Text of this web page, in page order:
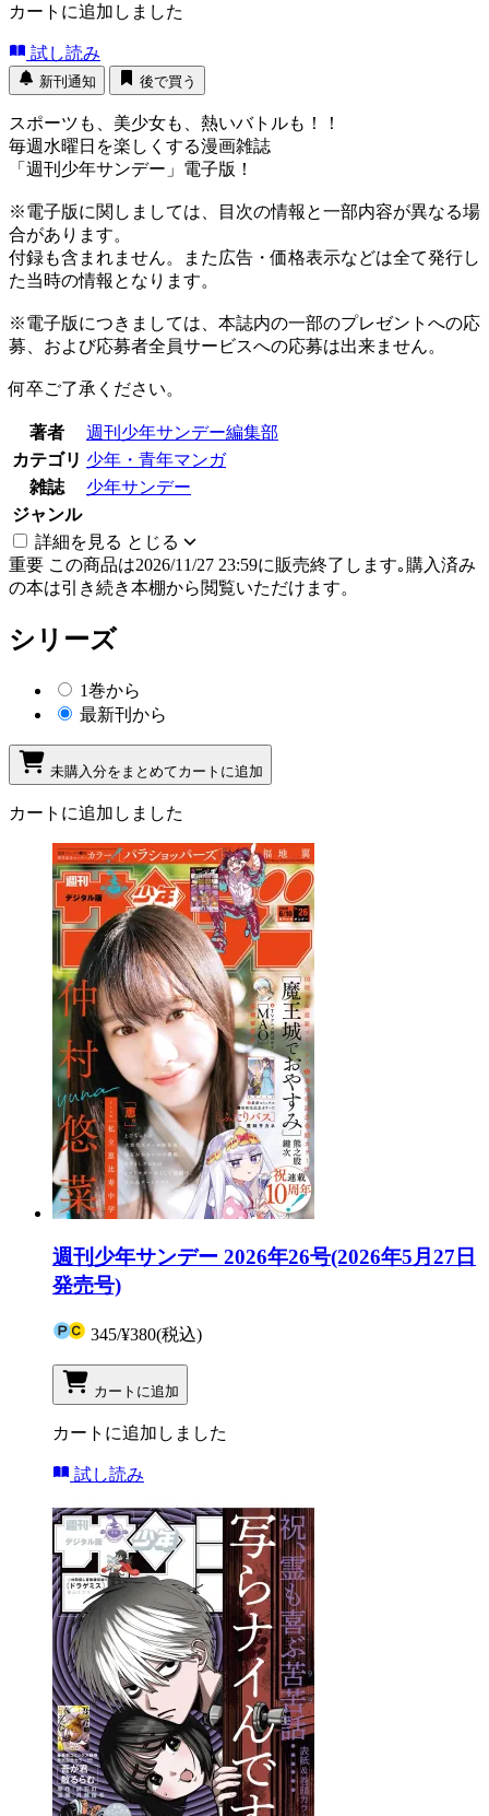
カートに追加しました
試し読み
新刊通知 後で買う
スポーツも、美少女も、熱いバトルも！！
毎週水曜日を楽しくする漫画雑誌
「週刊少年サンデー」電子版！
※電子版に関しましては、目次の情報と一部内容が異なる場
合があります。
付録も含まれません。また広告・価格表示などは全て発行し
た当時の情報となります。
※電子版につきましては、本誌内の一部のプレゼントへの応
募、および応募者全員サービスへの応募は出来ません。
何卒ご了承ください。
著者
週刊少年サンデー編集部
カテゴリ 少年・青年マンガ
雑誌
少年サンデー
ジャンル
詳細を見る とじる
重要 この商品は2026/11/27 23:59に販売終了します｡購入済み
の本は引き続き本棚から閲覧いただけます。
シリーズ
1巻から
最新刊から
未購入分をまとめてカートに追加
カートに追加しました
週刊少年サンデー 2026年26号(2026年5月27日
発売号)
345/¥380(税込)
カートに追加
カートに追加しました
試し読み